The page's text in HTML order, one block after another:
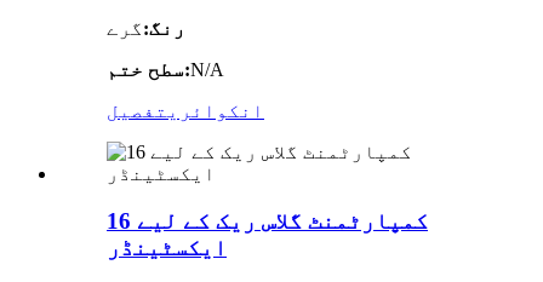
رنگ:گرے
سطح ختم:N/A
انکوائری تفصیل
16 کمپارٹمنٹ گلاس ریک کے لیے
ایکسٹینڈر